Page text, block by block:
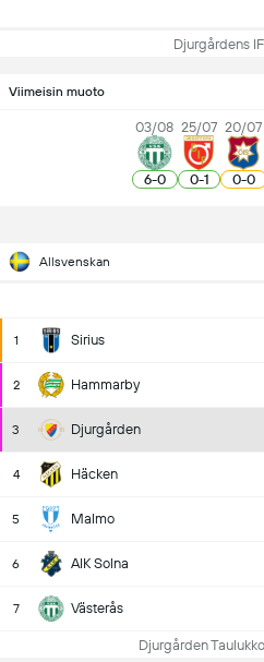
Djurgårdens
Viimeisin muoto
03/08
6-0
25/07
0-1
20/07
0-0
Allsvenskan
1 Sirius
2 Hammarby
3 Djurgården
4 Häcken
5 Malmo
6 AIK Solna
7 Västerås
Djurgården